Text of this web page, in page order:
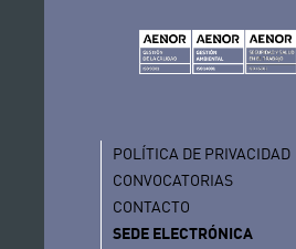
POLÍTICA DE PRIVACIDAD
CONVOCATORIAS
CONTACTO
SEDE ELECTRÓNICA